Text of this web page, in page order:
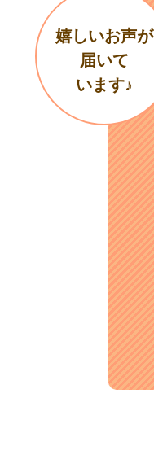
嬉しいお声が
届いて
います♪